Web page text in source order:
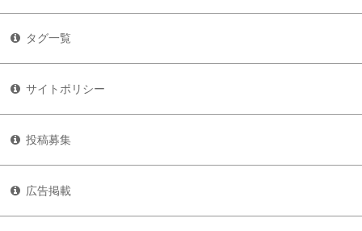
タグ一覧
サイトポリシー
投稿募集
広告掲載